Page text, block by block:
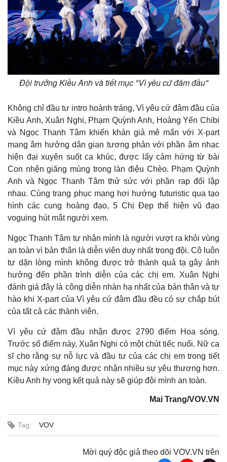
Bóng đá
Lịch thi đấu bóng đá
Thế giới thể thao
eSports
Hậu trường
Ô tô
Xe máy
Tư vấn
Thông tin doanh nghiệp
Sành điệu
Đội trưởng Kiều Anh và tiết mục "Vì yêu cứ đâm đầu"
Không chỉ đầu tư intro hoành tráng, Vì yêu cứ đâm đầu của
Kiều Anh, Xuân Nghi, Phạm Quỳnh Anh, Hoàng Yến Chibi
và Ngọc Thanh Tâm khiến khán giả mê mẩn với X-part
mang âm hưởng dân gian tương phản với phần âm nhạc
hiện đại xuyên suốt ca khúc, được lấy cảm hứng từ bài
Con nhện giăng mùng trong làn điệu Chèo. Phạm Quỳnh
Anh và Ngọc Thanh Tâm thử sức với phần rap đối lập
nhau. Cùng trang phục mang hơi hướng futuristic qua tạo
hình các cung hoàng đạo, 5 Chị Đẹp thể hiện vũ đạo
voguing hút mắt người xem.
Ngọc Thanh Tâm tự nhận mình là người vượt ra khỏi vùng
an toàn vì bản thân là diễn viên duy nhất trong đội. Cô luôn
tự dặn lòng mình không được trở thành quả tạ gây ảnh
hưởng đến phần trình diễn của các chị em. Xuân Nghi
đánh giá đây là công diễn nhàn hạ nhất của bản thân và tự
hào khi X-part của Vì yêu cứ đâm đầu đều có sự chắp bút
của tất cả các thành viên.
Vì yêu cứ đâm đầu nhận được 2790 điểm Hoa sóng.
Trước số điểm này, Xuân Nghi có một chút tiếc nuối. Nữ ca
sĩ cho rằng sự nỗ lực và đầu tư của các chị em trong tiết
mục này xứng đáng được nhận nhiều sự yêu thương hơn.
Kiều Anh hy vọng kết quả này sẽ giúp đội mình an toàn.
Mai Trang/VOV.VN
Tag: VOV
Mời quý độc giả theo dõi VOV.VN trên